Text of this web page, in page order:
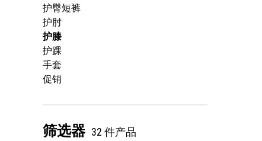
护臀短裤
护肘
护膝
护踝
手套
促销
筛选器 32 件产品